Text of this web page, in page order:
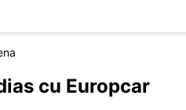
cu Europcar